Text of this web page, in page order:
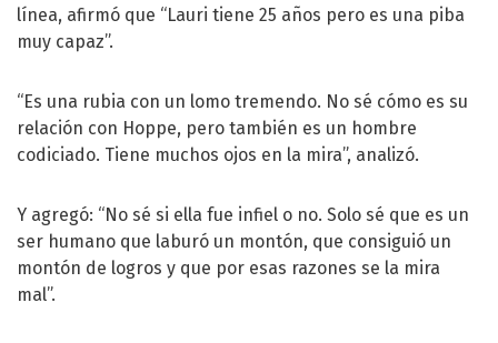
línea, afirmó que “Lauri tiene 25 años pero es una piba
muy capaz”.
“Es una rubia con un lomo tremendo. No sé cómo es su
relación con Hoppe, pero también es un hombre
codiciado. Tiene muchos ojos en la mira”, analizó.
Y agregó: “No sé si ella fue infiel o no. Solo sé que es un
ser humano que laburó un montón, que consiguió un
montón de logros y que por esas razones se la mira
mal”.